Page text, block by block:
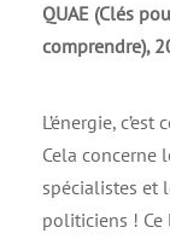
QUAE (Clés
comprendre),
L’énergie,
Cela concerne
spécialistes et
politiciens !